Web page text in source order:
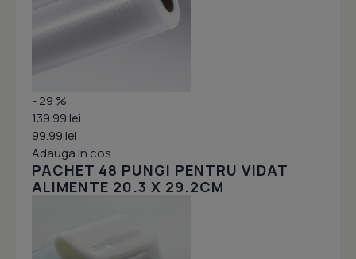
- 29 %
139.99 lei
99.99 lei
Adauga in cos
PACHET 48 PUNGI PENTRU VIDAT
ALIMENTE 20.3 X 29.2CM